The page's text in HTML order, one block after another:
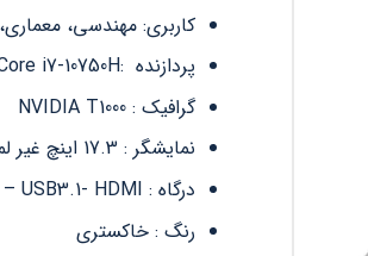
کاربری: مهندسی،
پردازنده :Core i7-10750H
گرافیک : NVIDIA T1000
نمایشگر : 17.3 اینچ غیر لمسی FHD
درگاه : type C – USB3.1- HDMI
رنگ : خاکستری